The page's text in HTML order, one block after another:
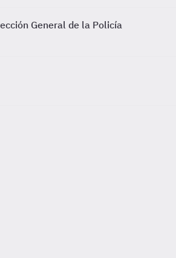
General de la Policía